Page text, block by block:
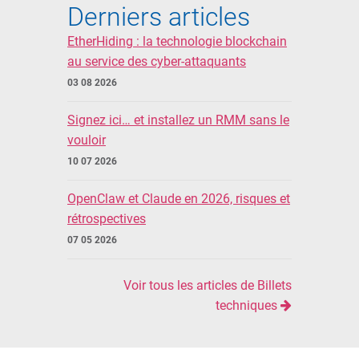
Derniers articles
EtherHiding : la technologie blockchain
au service des cyber-attaquants
03 08 2026
Signez ici… et installez un RMM sans le
vouloir
10 07 2026
OpenClaw et Claude en 2026, risques et
rétrospectives
07 05 2026
Voir tous les articles de Billets
techniques